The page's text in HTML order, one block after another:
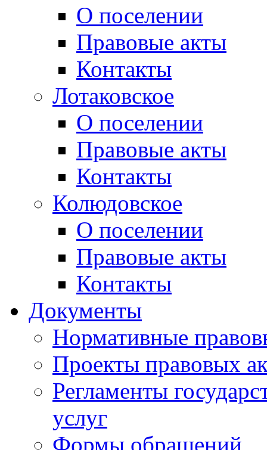
О поселении
Правовые акты
Контакты
Лотаковское
О поселении
Правовые акты
Контакты
Колюдовское
О поселении
Правовые акты
Контакты
Документы
Нормативные
Проекты правовых
Регламенты
услуг
Формы обращений